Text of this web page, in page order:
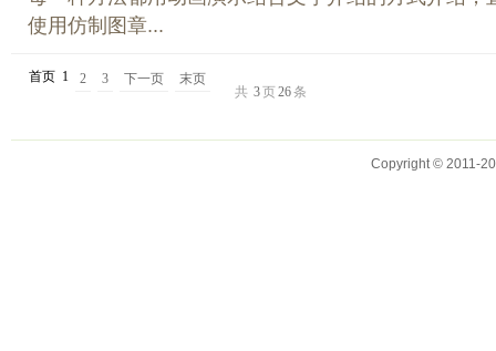
使用仿制图章...
首页 1 2 3 下一页
末页
共 3页26条
Copyright © 2011-